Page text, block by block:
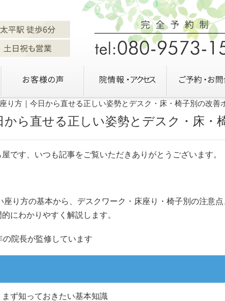
り方｜今日から直せる正しい姿勢とデスク・床・椅子別の改善
から直せる正しい姿勢とデスク・床・
です、いつも記事をご覧いただきありがとうございます。
座り方の基本から、デスクワーク・床座り・椅子別の注意
にわかりやすく解説します。
院長が監修しています
ず知っておきたい基本知識